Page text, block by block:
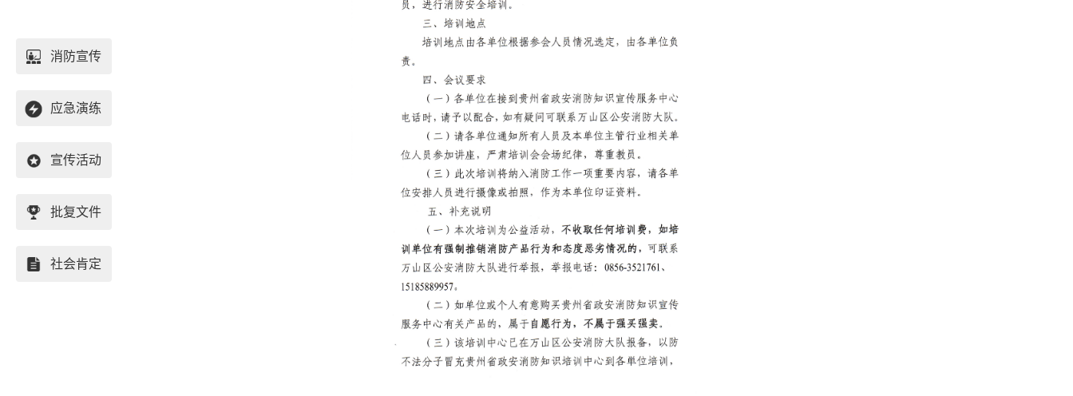
消防宣传
应急演练
宣传活动
批复文件
社会肯定